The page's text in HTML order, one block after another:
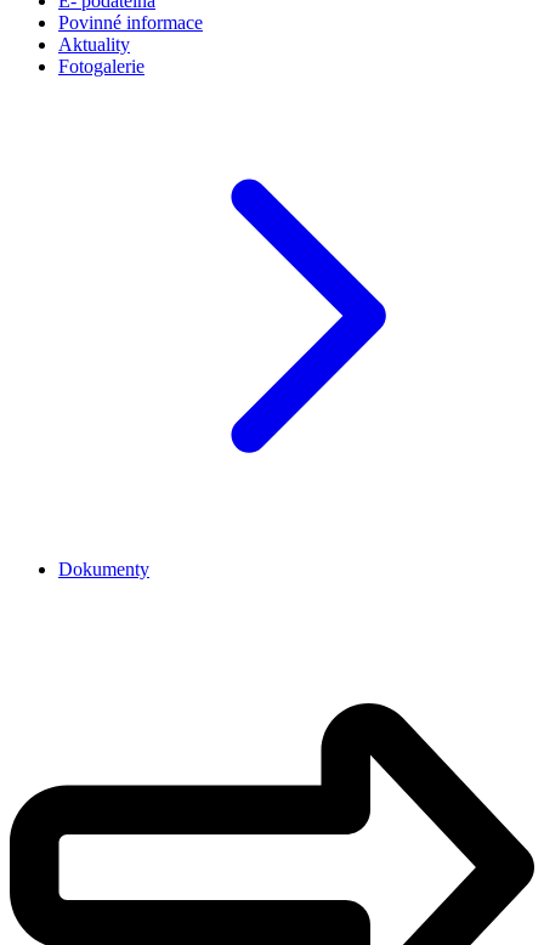
Povinné informace
Aktuality
Fotogalerie
Dokumenty